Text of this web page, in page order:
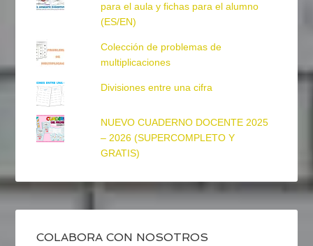
para el aula y fichas para el alumno
(ES/EN)
Colección de problemas de
multiplicaciones
Divisiones entre una cifra
NUEVO CUADERNO DOCENTE 2025
– 2026 (SUPERCOMPLETO Y
GRATIS)
COLABORA CON NOSOTROS